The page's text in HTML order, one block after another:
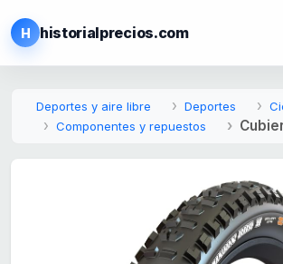
H historialprecios.com
Deportes y aire libre Deportes
Componentes y repuestos